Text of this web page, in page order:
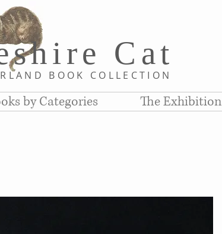
re C at
BOOK COLLE CTION
by Categories The Exhibition